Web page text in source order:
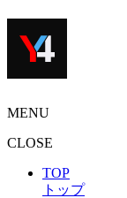
MENU
CLOSE
TOP
トップ